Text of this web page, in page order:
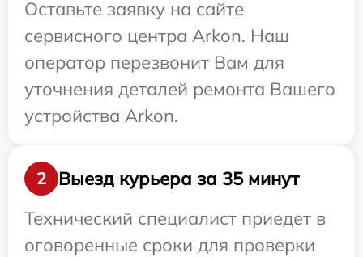
Оставьте заявку на сайте
сервисного центра Arkon. Наш
оператор перезвонит Вам для
уточнения деталей ремонта Вашего
устройства Arkon.
2
Выезд курьера за 35 минут
Технический специалист приедет в
оговоренные сроки для проверки